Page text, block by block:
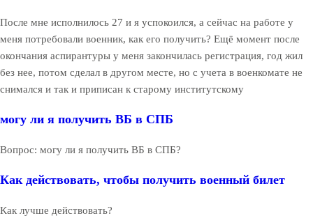
После мне исполнилось 27 и я успокоился, а сейчас на работе у
меня потребовали военник, как его получить? Ещё момент после
окончания аспирантуры у меня закончилась регистрация, год жил
без нее, потом сделал в другом месте, но с учета в военкомате не
снимался и так и приписан к старому институтскому
могу ли я получить ВБ в СПБ
Вопрос: могу ли я получить ВБ в СПБ?
Как действовать, чтобы получить военный билет
Как лучше действовать?